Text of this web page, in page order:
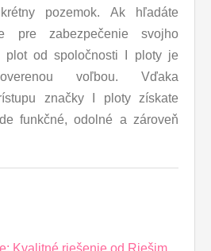
pozemok. Ak hľadáte
pre zabezpečenie svojho
plot od spoločnosti I ploty je
voľbou. Vďaka
značky I ploty získate
funkčné, odolné a zároveň